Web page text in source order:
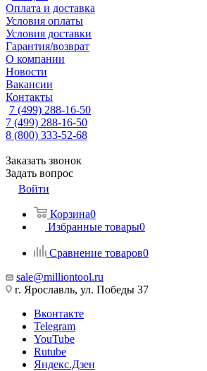
Оплата и доставка
Условия оплаты
Условия доставки
Гарантия/возврат
О компании
Новости
Вакансии
Контакты
7 (499) 288-16-50
7 (499) 288-16-50
8 (800) 333-52-68
Заказать звонок
Задать вопрос
Войти
Корзина0
Избранные товары0
Сравнение товаров0
sale@milliontool.ru
г. Ярославль, ул. Победы 37
Вконтакте
Telegram
YouTube
Rutube
Яндекс.Дзен